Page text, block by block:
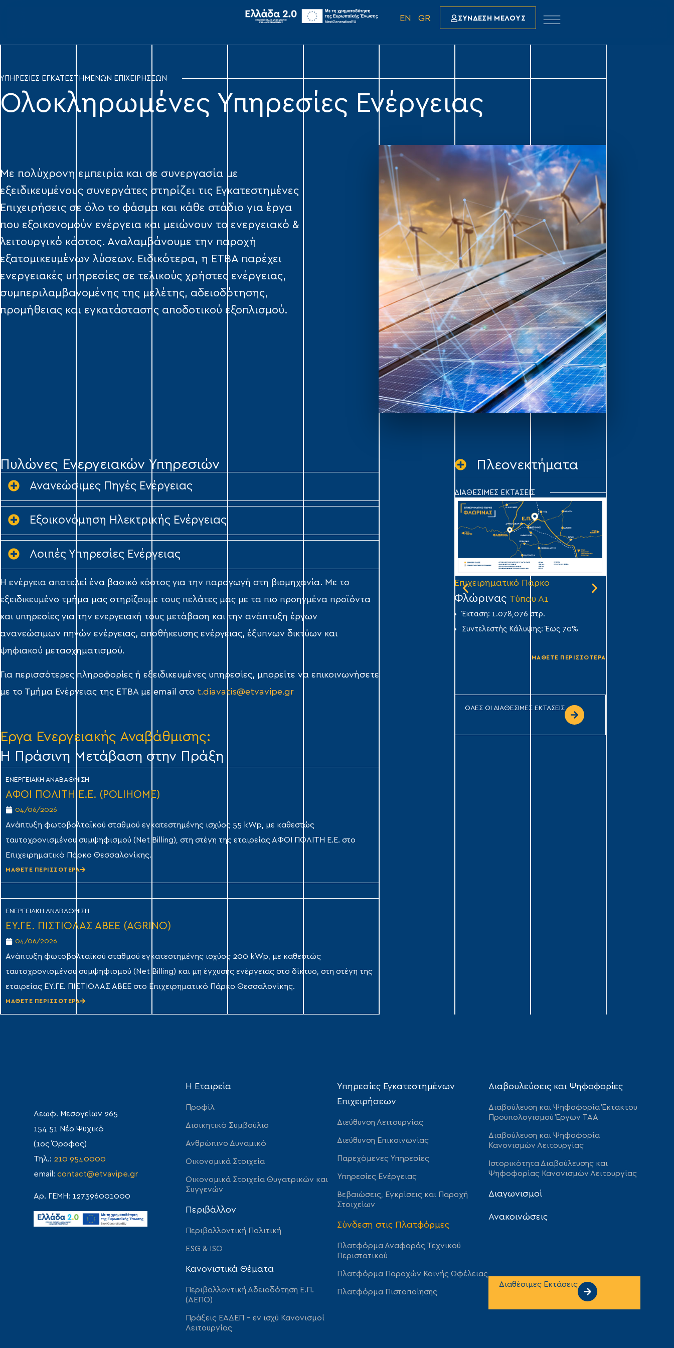
EN GR ΣΥΝΔΕΣΗ ΜΕΛΟΥΣ
ΥΠΗΡΕΣΙΕΣ ΕΓΚΑΤΕΣΤΗΜΕΝΩΝ ΕΠΙΧΕΙΡΗΣΕΩΝ
Ολοκληρωμένες Υπηρεσίες Ενέργειας
Με πολύχρονη εμπειρία και σε συνεργασία με
εξειδικευμένους συνεργάτες στηρίζει τις Εγκατεστημένες
Επιχειρήσεις σε όλο το φάσμα και κάθε στάδιο για έργα
που εξοικονομούν ενέργεια και μειώνουν το ενεργειακό &
λειτουργικό κόστος. Αναλαμβάνουμε την παροχή
εξατομικευμένων λύσεων. Ειδικότερα, η ΕΤΒΑ παρέχει
ενεργειακές υπηρεσίες σε τελικούς χρήστες ενέργειας,
συμπεριλαμβανομένης της μελέτης, αδειοδότησης,
προμήθειας και εγκατάστασης αποδοτικού εξοπλισμού.
Πυλώνες Ενεργειακών Υπηρεσιών
Ανανεώσιμες Πηγές Ενέργειας
Εξοικονόμηση Ηλεκτρικής Ενέργειας
Λοιπές Υπηρεσίες Ενέργειας
Η ενέργεια αποτελεί ένα βασικό κόστος για την παραγωγή στη βιομηχανία. Με το
εξειδικευμένο τμήμα μας στηρίζουμε τους πελάτες μας με τα πιο προηγμένα προϊόντα
και υπηρεσίες για την ενεργειακή τους μετάβαση και την ανάπτυξη έργων
ανανεώσιμων πηγών ενέργειας, αποθήκευσης ενέργειας, έξυπνων δικτύων και
ψηφιακού μετασχηματισμού.
Για περισσότερες πληροφορίες ή εξειδικευμένες υπηρεσίες, μπορείτε να επικοινωνήσετε
με το Τμήμα Ενέργειας της ΕΤΒΑ με email στο t.diavatis@etvavipe.gr
Έργα Ενεργειακής Αναβάθμισης:
Η Πράσινη Μετάβαση στην Πράξη
ΕΝΕΡΓΕΙΑΚΉ ΑΝΑΒΆΘΜΙΣΗ
ΑΦΟΙ ΠΟΛΙΤΗ Ε.Ε. (POLIHOME)
04/06/2026
Ανάπτυξη φωτοβολταϊκού σταθμού εγκατεστημένης ισχύος 55 kWp, με καθεστώς
ταυτοχρονισμένου συμψηφισμού (Net Billing), στη στέγη της εταιρείας ΑΦΟΙ ΠΟΛΙΤΗ Ε.Ε. στο
Επιχειρηματικό Πάρκο Θεσσαλονίκης.
ΜΑΘΕΤΕ ΠΕΡΙΣΣΟΤΕΡΑ
ΕΝΕΡΓΕΙΑΚΉ ΑΝΑΒΆΘΜΙΣΗ
ΕΥ.ΓΕ. ΠΙΣΤΙΟΛΑΣ ΑΒΕΕ (AGRINO)
04/06/2026
Ανάπτυξη φωτοβολταϊκού σταθμού εγκατεστημένης ισχύος 200 kWp, με καθεστώς
ταυτοχρονισμένου συμψηφισμού (Net Billing) και μη έγχυσης ενέργειας στο δίκτυο, στη στέγη της
εταιρείας ΕΥ.ΓΕ. ΠΙΣΤΙΟΛΑΣ ΑΒΕΕ στο Επιχειρηματικό Πάρκο Θεσσαλονίκης.
ΜΑΘΕΤΕ ΠΕΡΙΣΣΟΤΕΡΑ
Πλεονεκτήματα
ΔΙΑΘΕΣΙΜΕΣ ΕΚΤΑΣΕΙΣ
Επιχειρηματικό Πάρκο
Φλώρινας Τύπου Α1
Έκταση: 1.078,076 στρ.
Συντελεστής Κάλυψης: Έως 70%
ΜΑΘΕΤΕ ΠΕΡΙΣΣΟΤΕΡΑ
ΟΛΕΣ ΟΙ ΔΙΑΘΕΣΙΜΕΣ ΕΚΤΑΣΕΙΣ
Λεωφ. Μεσογείων 265
154 51 Νέο Ψυχικό
(1ος Όροφος)
Τηλ.: 210 9540000
email:contact@etvavipe.gr
Αρ. ΓΕΜΗ: 127396001000
Η Εταιρεία
Προφίλ
Διοικητικό Συμβούλιο
Ανθρώπινο Δυναμικό
Οικονομικά Στοιχεία
Οικονομικά Στοιχεία Θυγατρικών και
Συγγενών
Περιβάλλον
Περιβαλλοντική Πολιτική
ESG & ISO
Κανονιστικά Θέματα
Περιβαλλοντική Αδειοδότηση Ε.Π.
(ΑΕΠΟ)
Πράξεις ΕΑΔΕΠ – εν ισχύ Κανονισμοί
Λειτουργίας
Υπηρεσίες Εγκατεστημένων
Επιχειρήσεων
Διεύθυνση Λειτουργίας
Διεύθυνση Επικοινωνίας
Παρεχόμενες Υπηρεσίες
Υπηρεσίες Ενέργειας
Βεβαιώσεις, Εγκρίσεις και Παροχή
Στοιχείων
Σύνδεση στις Πλατφόρμες
Πλατφόρμα Αναφοράς Τεχνικού
Περιστατικού
Πλατφόρμα Παροχών Κοινής Ωφέλειας
Πλατφόρμα Πιστοποίησης
Διαβουλεύσεις και Ψηφοφορίες
Διαβούλευση και Ψηφοφορία Έκτακτου
Προϋπολογισμού Έργων ΤΑΑ
Διαβούλευση και Ψηφοφορία
Κανονισμών Λειτουργίας
Ιστορικότητα Διαβούλευσης και
Ψηφοφορίας Κανονισμών Λειτουργίας
Διαγωνισμοί
Ανακοινώσεις
Διαθέσιμες Εκτάσεις